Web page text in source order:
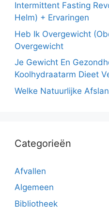
Intermittent Fasting
Helm) + Ervaringen
Heb Ik Overgewicht
Overgewicht
Je Gewicht En
Koolhydraatarm Dieet
Welke Natuurlijke
Categorieën
Afvallen
Algemeen
Bibliotheek